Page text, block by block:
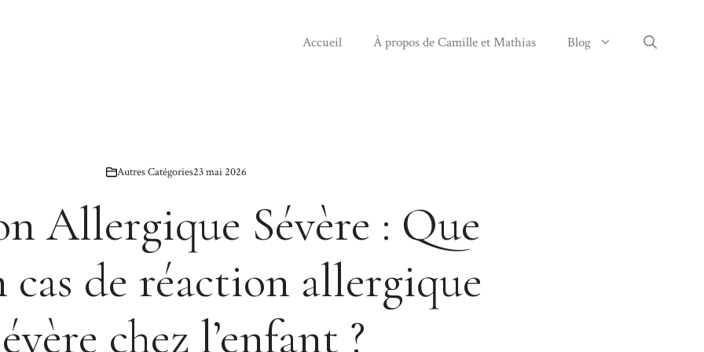
Accueil À propos de Camille et Mathias Blog
Autres Catégories23 mai 2026
Allergique Sévère : Que
cas de réaction allergique
chez l’enfant ?